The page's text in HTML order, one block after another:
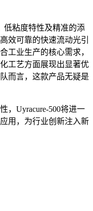
低粘度特性及精准的添
效可靠的快速流动光引
工业生产的核心需求，
工艺方面展现出显著优
而言，这款产品无疑是
， Uyracure-500将进一
用，为行业创新注入新